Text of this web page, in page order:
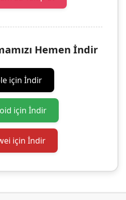
Hemen İndir
için İndir
için İndir
için İndir